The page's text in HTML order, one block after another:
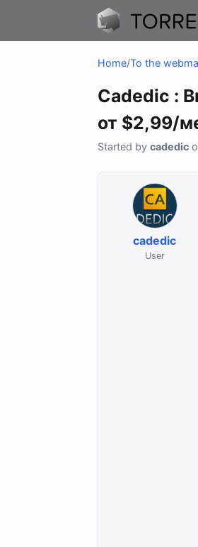
Home/To the
Cadedic :
от $2,99/
Started by cadedic
cadedic
User